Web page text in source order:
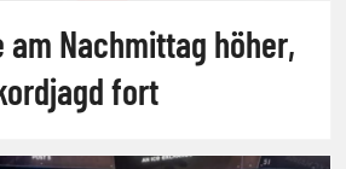
am Nachmittag höher,
fort